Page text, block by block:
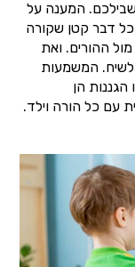
המענה על
כל דבר קטן שקורה
ההורים. ואת
לשיח. המשמעות
הגננות הן
עם כל הורה וילד.